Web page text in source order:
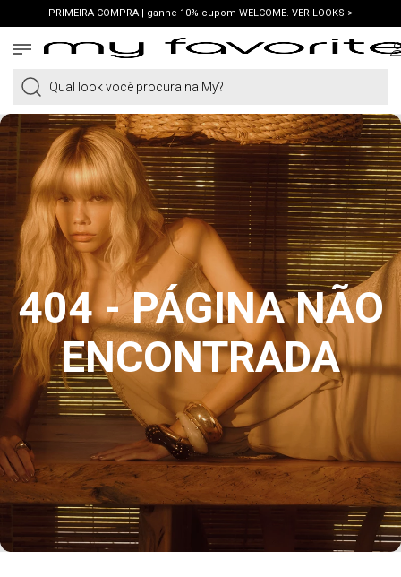
PRIMEIRA COMPRA | ganhe 10% cupom WELCOME. VER LOOKS >
FRETE GRÁTIS | em compras a partir de R$419. AMEI >
Qual look você procura na My?
404 - PÁGINA NÃO
ENCONTRADA